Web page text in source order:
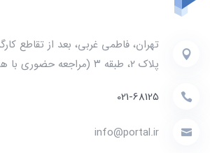
تهران، فاطمی غربی، بعد از تقاطع
پلاک ۲، طبقه ۳ (مراجعه حضوری با هماهنگی قبلی)
021-68125
info@portal.ir